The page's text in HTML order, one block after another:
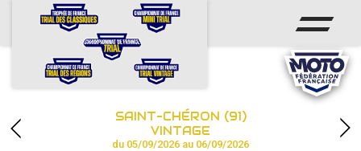
ACCUEIL
CALENDRIER
CHAMPIONNATSAINT-CHÉRON (91)
VINTAGE
du 05/09/2026 au 06/09/2026